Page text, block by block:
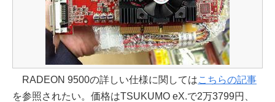
RADEON 9500の詳しい仕様に関してはこちらの記事
を参照されたい。価格はTSUKUMO eX.で2万3799円、